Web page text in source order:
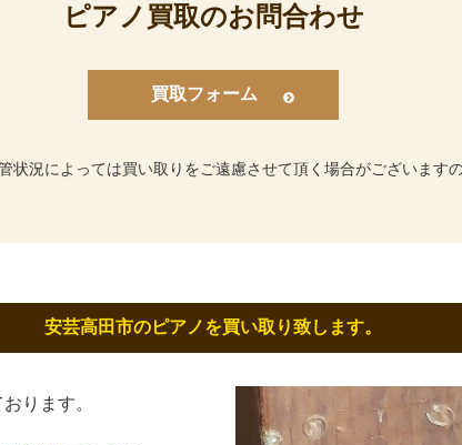
ピアノ買取のお問合わせ
買取フォーム
状況によっては買い取りをご遠慮させて頂く場合がございます
安芸高田市のピアノを買い取り致します。
ります。